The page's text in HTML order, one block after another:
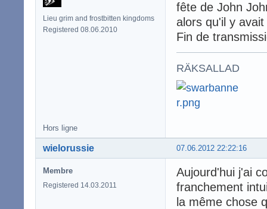
Lieu grim and frostbitten kingdoms
Registered 08.06.2010
fête de John
alors qu'il y
Fin de
RÄKSALLAD
Hors ligne
07.06.2012 22:22:16
wielorussie
Membre
Registered 14.03.2011
Aujourd'hui j'ai
franchement
la même chose